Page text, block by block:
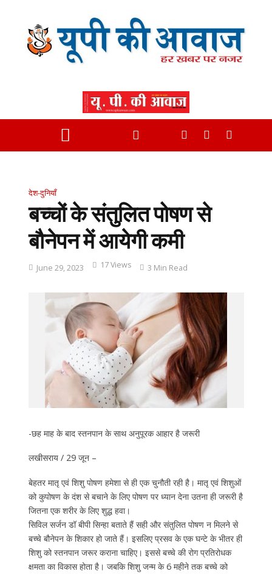
देश-दुनियाँ
बच्चों के संतुलित पोषण से
बौनेपन में आयेगी कमी
June 29, 2023 17 Views 3 Min Read
-छह माह के बाद स्तनपान के साथ अनुपूरक आहार है जरूरी
लखीसराय / 29 जून –
बेहतर मातृ एवं शिशु पोषण हमेशा से ही एक चुनौती रही है। मातृ एवं शिशुओं
को कुपोषण के दंश से बचाने के लिए पोषण पर ध्यान देना उतना ही जरूरी है
जितना एक शरीर के लिए शुद्ध हवा।
सिविल सर्जन डॉ बीपी सिन्हा बताते हैं सही और संतुलित पोषण न मिलने से
बच्चे बौनेपन के शिकार हो जाते हैं। इसलिए प्रसव के एक घन्टे के भीतर ही
शिशु को स्तनपान जरूर कराना चाहिए। इससे बच्चे की रोग प्रतिरोधक
क्षमता का विकास होता है। जबकि शिशु जन्म के 6 महीने तक बच्चे को